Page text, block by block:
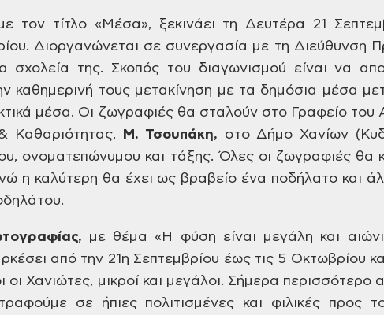
τον τίτλο «Μέσα», ξεκινάει τη Δευτέρα
21
Διοργανώνεται σε συνεργασία με τη Διεύθυνση
σχολεία της. Σκοπός του διαγωνισμού είναι να
καθημερινή τους μετακίνηση με τα δημόσια μέσα
μέσα. Οι ζωγραφιές θα σταλούν στο Γραφείο του
Καθαριότητας, Μ. Τσουπάκη, στοΔήμο Χανίων
ονοματεπώνυμου και τάξης. Όλες οι ζωγραφιές θα
η καλύτερη θα έχει ως βραβείο ένα ποδήλατο και
με θέμα «Η φύση είναι μεγάλη και
από την 21η Σεπτεμβρίου έωςτις 5 Οκτωβρίου
Χανιώτες, μικροίκαι μεγάλοι. Σήμερα περισσότερο
σε ήπιες πολιτισμένες και φιλικές προς